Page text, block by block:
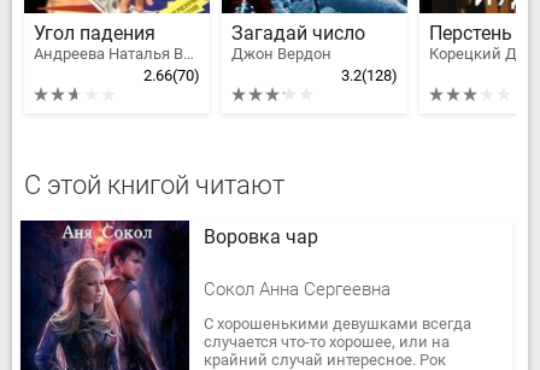
Угол падения
Андреева Наталья Вячеславовна
2.66(70)
Загадай число
Джон Вердон
3.2(128)
Перстень
С этой книгой читают
Воровка чар
Сокол Анна Сергеевна
С хорошенькими девушками всегда
случается что-то хорошее, или на
крайний случай интересное. Рок